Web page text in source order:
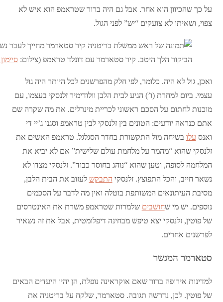
על כך שהכיוון הוא אחר. אבל גם היה ברור שטראמפ הוא איש לא
צפוי, ושאיתו לא צועקים “יש” לפני הגול.
הביקור הלך היטב. קיר סטארמר עם דונלד טראמפ (צילום:
ואכן, גול לא היה. כלומר, לפי חלק מהפרשנים לכל היותר היה גול
עצמי. ביום למחרת (ו’) הגיע לבית הלבן וולודימיר זלנסקי בעצמו, עם
מוכנות לחתום על הסכם ראשוני לכריית מינרלים. את מה שקרה שם
אתם כנראה יודעים: הטונים בין זלנסקי לבין טראמפ וסגנו ג’יי די
ואנס עלו בשיחה מול התקשורת בחדר הסגלגל. טראמפ האשים את
זלנסקי שהוא “מהמר על מלחמת עולם שלישית” אם לא יביא את
המלחמה לסופה, וטען שהוא “נוהג בחוסר כבוד”. זלנסקי מצדו לא
נשאר חייב, והכל התפוצץ. זלנסקי התבקש לעזוב את הבית הלבן,
מסיבת העיתונאים המשותפת בוטלה ואין מה לדבר על הסכמים
נוספים. יש מי שחושבים שלמרות שטראמפ משרת את האינטרסים
של פוטין, זלנסקי יצא טיפש מבחינה דיפלומטית, אבל את זה נשאיר
לפרשנים אחרים.
סטארמר המגשר
למדינות אירופה ברור שאם אוקראינה נופלת, הן יהיו היעדים הבאים
של פוטין. לכן, נדרשה תגובה. סטארמר, שלקח על בריטניה את